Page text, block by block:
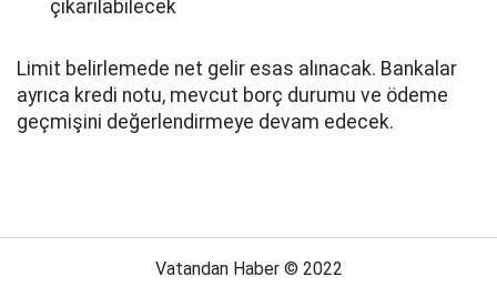
çıkarılabilecek
Limit belirlemede net gelir esas alınacak. Bankalar
ayrıca kredi notu, mevcut borç durumu ve ödeme
geçmişini değerlendirmeye devam edecek.
Vatandan Haber © 2022